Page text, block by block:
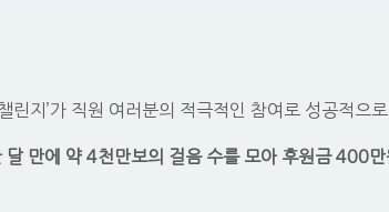
린지’가 직원 여러분의 적극적인 참여로 성공적으
달 만에 약 4천만보의 걸음 수를 모아 후원금 400만